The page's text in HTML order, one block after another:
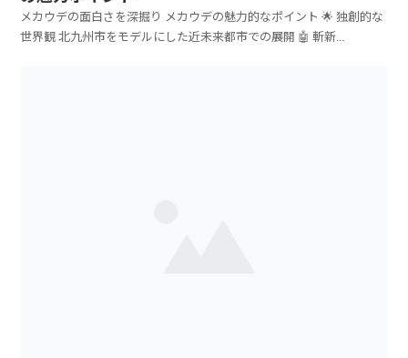
メカウデの面白さを深掘り メカウデの魅力的なポイント 🌟 独創的な
世界観 北九州市をモデルにした近未来都市での展開 🤖 斬新...